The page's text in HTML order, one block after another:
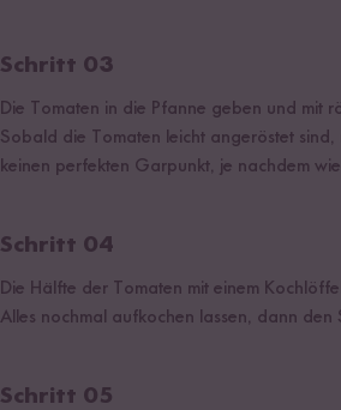
Schritt 03
Die Tomaten in die Pfanne geben und mit
Sobald die Tomaten leicht angeröstet
keinen perfekten Garpunkt, je nachdem
Schritt 04
Die Hälfte der Tomaten mit einem
Alles nochmal aufkochen lassen, dann
Schritt 05